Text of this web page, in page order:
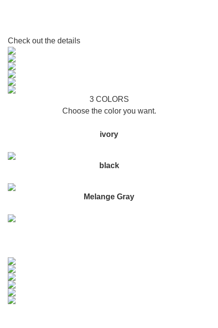
Check out the details
3 COLORS
Choose the color you want.
ivory
black
Melange Gray